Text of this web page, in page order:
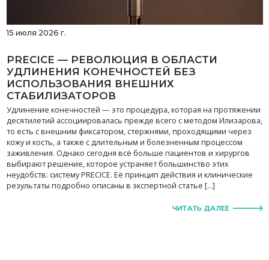
15 июля 2026 г.
PRECICE — РЕВОЛЮЦИЯ В ОБЛАСТИ
УДЛИНЕНИЯ КОНЕЧНОСТЕЙ БЕЗ
ИСПОЛЬЗОВАНИЯ ВНЕШНИХ
СТАБИЛИЗАТОРОВ
Удлинение конечностей — это процедура, которая на протяжении
десятилетий ассоциировалась прежде всего с методом Илизарова,
то есть с внешним фиксатором, стержнями, проходящими через
кожу и кость, а также с длительным и болезненным процессом
заживления. Однако сегодня всё больше пациентов и хирургов
выбирают решение, которое устраняет большинство этих
неудобств: систему PRECICE. Её принцип действия и клинические
результаты подробно описаны в экспертной статье […]
ЧИТАТЬ ДАЛЕЕ